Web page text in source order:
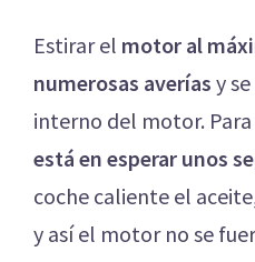
Estirar el motor al
numerosas averías y
interno del motor.
está en esperar unos
coche caliente el
y así el motor no se